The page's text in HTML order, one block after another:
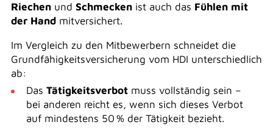
Riechenund Schmeckenist auch das Fühlen mit
der Handmitversichert.
Im Vergleich zu den Mitbewerbern schneidet die
Grundfähigkeitsversicherung vom HDI unterschiedlich
ab:
Das Tätigkeitsverbotmuss vollständig sein –
bei anderen reicht es, wenn sich dieses Verbot
auf mindestens 50 % der Tätigkeit bezieht.